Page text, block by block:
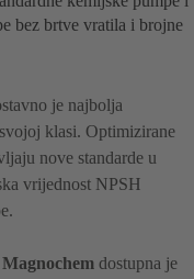
bez brtve vratila i brojne
je najbolja
klasi. Optimizirane
nove standarde u
vrijednost NPSH
Magnochem dostupna je